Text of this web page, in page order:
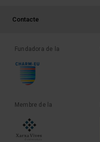
PEU 3
Contacte
Fundadora de la
Membre de la